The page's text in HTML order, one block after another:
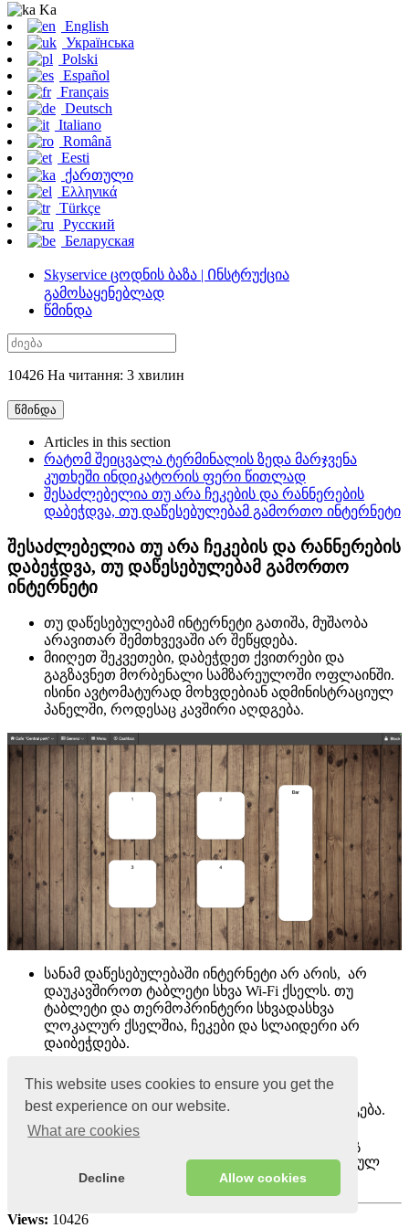
This website uses cookies to ensure you get the
best experience on our website.
What are cookies
Decline Allow cookies
Ka
English
Українська
Polski
Español
Français
Deutsch
Italiano
Română
Eesti
ქართული
Ελληνικά
Türkçe
Русский
Беларуская
Skyservice ცოდნის ბაზა | Ინსტრუქცია
გამოსაყენებლად
წმინდა
10426 На читання: 3 хвилин
წმინდა
Articles in this section
რატომ შეიცვალა ტერმინალის ზედა მარჯვენა
კუთხეში ინდიკატორის ფერი წითლად
შესაძლებელია თუ არა ჩეკების და რანნერების
დაბეჭდვა, თუ დაწესებულებამ გამორთო ინტერნეტი
შესაძლებელია თუ არა ჩეკების და რანნერების
დაბეჭდვა, თუ დაწესებულებამ გამორთო
ინტერნეტი
თუ დაწესებულებამ ინტერნეტი გათიშა, მუშაობა
არავითარ შემთხვევაში არ შეწყდება.
მიიღეთ შეკვეთები, დაბეჭდეთ ქვითრები და
გაგზავნეთ მორბენალი სამზარეულოში ოფლაინში.
ისინი ავტომატურად მოხვდებიან ადმინისტრაციულ
პანელში, როდესაც კავშირი აღდგება.
სანამ დაწესებულებაში ინტერნეტი არ არის, არ
დაუკავშიროთ ტაბლეტი სხვა Wi-Fi ქსელს. თუ
ტაბლეტი და თერმოპრინტერი სხვადასხვა
ლოკალურ ქსელშია, ჩეკები და სლაიდერი არ
დაიბეჭდება.
იმისათვის, რომ არ დაკარგოთ გაყიდვების
მონაცემები, არ გაასუფთავოთ ქეში და არ
წაშალოთ აპლიკაცია, სანამ კავშირი არ აღდგება.
ყველა შეკვეთა ინახება ტერმინალზე და
დაწესებულებაში ინტერნეტის ჩართვის შემდეგ
ავტომატურად სინქრონიზდება ადმინისტრაციულ
პანელთან.
Views: 10426